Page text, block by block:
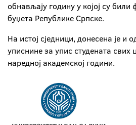
обнављају годину у којој су
буџета Републике Српске.
На истој сједници, донесена је и
уписнине за упис студената свих
наредној академској години.